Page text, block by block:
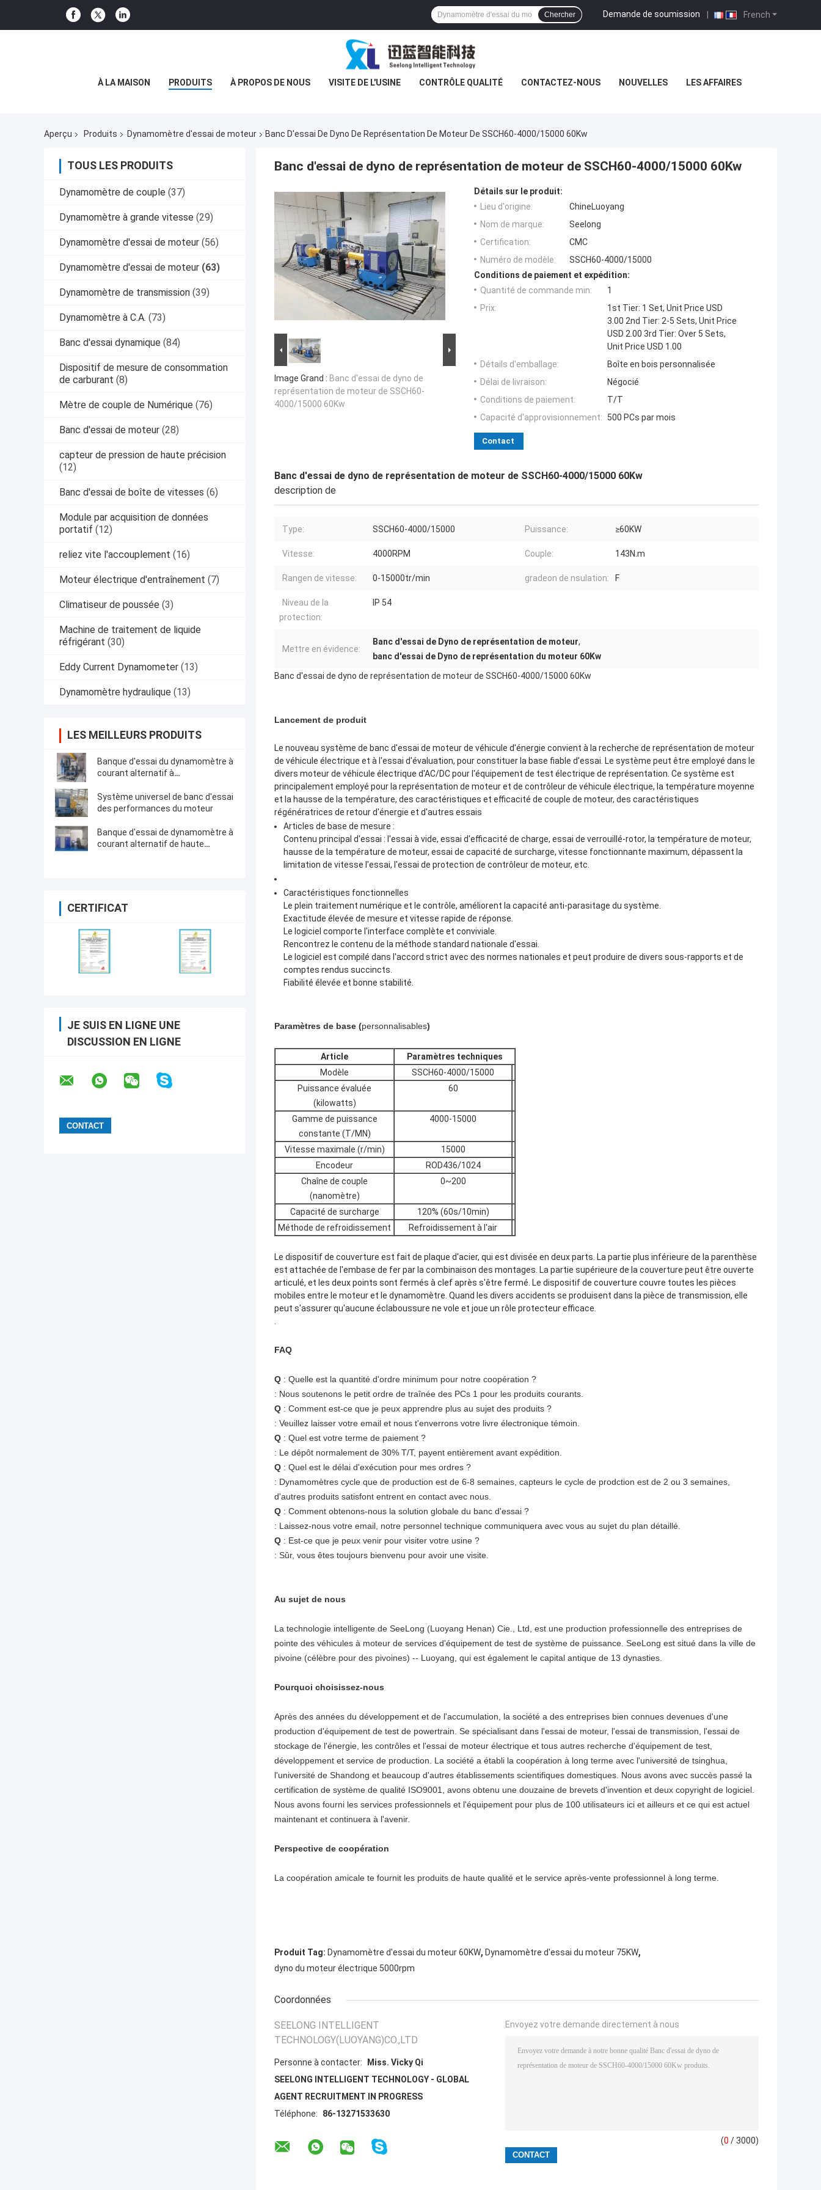
French
Demande de soumission |
Chercher
À LA MAISON PRODUITS À PROPOS DE NOUS VISITE DE L'USINE CONTRÔLE QUALITÉ CONTACTEZ-NOUS NOUVELLES LES AFFAIRES
Aperçu Produits Dynamomètre d'essai de moteur Banc D'essai De Dyno De Représentation De Moteur De SSCH60-4000/15000 60Kw
TOUS LES PRODUITS
Dynamomètre de couple (37)
Dynamomètre à grande vitesse (29)
Dynamomètre d'essai de moteur (56)
Dynamomètre d'essai de moteur (63)
Dynamomètre de transmission (39)
Dynamomètre à C.A. (73)
Banc d'essai dynamique (84)
Dispositif de mesure de consommation
de carburant (8)
Mètre de couple de Numérique (76)
Banc d'essai de moteur (28)
capteur de pression de haute précision
(12)
Banc d'essai de boîte de vitesses (6)
Module par acquisition de données
portatif (12)
reliez vite l'accouplement (16)
Moteur électrique d'entraînement (7)
Climatiseur de poussée (3)
Machine de traitement de liquide
réfrigérant (30)
Eddy Current Dynamometer (13)
Dynamomètre hydraulique (13)
LES MEILLEURS PRODUITS
Banque d'essai du dynamomètre à
courant alternatif à
Système universel de banc d'essai
des performances du moteur
Banque d'essai de dynamomètre à
courant alternatif de haute
CERTIFICAT
JE SUIS EN LIGNE UNE
DISCUSSION EN LIGNE
Banc d'essai de dyno de représentation de moteur de SSCH60-4000/15000 60Kw
Image Grand : Banc d'essai de dyno de
représentation de moteur de SSCH60-
4000/15000 60Kw
Détails sur le produit:
Lieu d'origine:
ChineLuoyang
Nom de marque:
Seelong
Certification:
CMC
Numéro de modèle:
SSCH60-4000/15000
Conditions de paiement et expédition:
Quantité de commande min:
1
Prix:
1st Tier: 1 Set, Unit Price USD
3.00 2nd Tier: 2-5 Sets, Unit Price
USD 2.00 3rd Tier: Over 5 Sets,
Unit Price USD 1.00
Détails d'emballage:
Boîte en bois personnalisée
Délai de livraison:
Négocié
Conditions de paiement:
T/T
Capacité d'approvisionnement:
500 PCs par mois
Contact
Banc d'essai de dyno de représentation de moteur de SSCH60-4000/15000 60Kw
description de
Type: SSCH60-4000/15000 Puissance: ≥60KW
Vitesse: 4000RPM Couple: 143N.m
Rangen de vitesse: 0-15000tr/min gradeon de nsulation: F
Niveau de la
protection:
IP 54
Mettre en évidence:
Banc d'essai de Dyno de représentation de moteur,
banc d'essai de Dyno de représentation du moteur 60Kw
Banc d'essai de dyno de représentation de moteur de SSCH60-4000/15000 60Kw
Lancement de produit
Le nouveau système de banc d'essai de moteur de véhicule d'énergie convient à la recherche de représentation de moteur
de véhicule électrique et à l'essai d'évaluation, pour constituer la base fiable d'essai. Le système peut être employé dans le
divers moteur de véhicule électrique d'AC/DC pour l'équipement de test électrique de représentation. Ce système est
principalement employé pour la représentation de moteur et de contrôleur de véhicule électrique, la température moyenne
et la hausse de la température, des caractéristiques et efficacité de couple de moteur, des caractéristiques
régénératrices de retour d'énergie et d'autres essais
Articles de base de mesure :
Contenu principal d'essai : l'essai à vide, essai d'efficacité de charge, essai de verrouillé-rotor, la température de moteur,
hausse de la température de moteur, essai de capacité de surcharge, vitesse fonctionnante maximum, dépassent la
limitation de vitesse l'essai, l'essai de protection de contrôleur de moteur, etc.
Caractéristiques fonctionnelles
Le plein traitement numérique et le contrôle, améliorent la capacité anti-parasitage du système.
Exactitude élevée de mesure et vitesse rapide de réponse.
Le logiciel comporte l'interface complète et conviviale.
Rencontrez le contenu de la méthode standard nationale d'essai.
Le logiciel est compilé dans l'accord strict avec des normes nationales et peut produire de divers sous-rapports et de
comptes rendus succincts.
Fiabilité élevée et bonne stabilité.
Paramètres de base (personnalisables)
Article
Paramètres techniques
Modèle
SSCH60-4000/15000
Puissance évaluée
(kilowatts)
60
Gamme de puissance
constante (T/MN)
4000-15000
Vitesse maximale (r/min)
15000
Encodeur
ROD436/1024
Chaîne de couple
(nanomètre)
0~200
Capacité de surcharge
120% (60s/10min)
Méthode de refroidissement
Refroidissement à l'air
Le dispositif de couverture est fait de plaque d'acier, qui est divisée en deux parts. La partie plus inférieure de la parenthèse
est attachée de l'embase de fer par la combinaison des montages. La partie supérieure de la couverture peut être ouverte
articulé, et les deux points sont fermés à clef après s'être fermé. Le dispositif de couverture couvre toutes les pièces
mobiles entre le moteur et le dynamomètre. Quand les divers accidents se produisent dans la pièce de transmission, elle
peut s'assurer qu'aucune éclaboussure ne vole et joue un rôle protecteur efficace.
.
FAQ
Q : Quelle est la quantité d'ordre minimum pour notre coopération ?
: Nous soutenons le petit ordre de traînée des PCs 1 pour les produits courants.
Q : Comment est-ce que je peux apprendre plus au sujet des produits ?
: Veuillez laisser votre email et nous t'enverrons votre livre électronique témoin.
Q : Quel est votre terme de paiement ?
: Le dépôt normalement de 30% T/T, payent entièrement avant expédition.
Q : Quel est le délai d'exécution pour mes ordres ?
: Dynamomètres cycle que de production est de 6-8 semaines, capteurs le cycle de prodction est de 2 ou 3 semaines,
d'autres produits satisfont entrent en contact avec nous.
Q : Comment obtenons-nous la solution globale du banc d'essai ?
: Laissez-nous votre email, notre personnel technique communiquera avec vous au sujet du plan détaillé.
Q : Est-ce que je peux venir pour visiter votre usine ?
: Sûr, vous êtes toujours bienvenu pour avoir une visite.
Au sujet de nous
La technologie intelligente de SeeLong (Luoyang Henan) Cie., Ltd, est une production professionnelle des entreprises de
pointe des véhicules à moteur de services d'équipement de test de système de puissance. SeeLong est situé dans la ville de
pivoine (célèbre pour des pivoines) -- Luoyang, qui est également le capital antique de 13 dynasties.
Pourquoi choisissez-nous
Après des années du développement et de l'accumulation, la société a des entreprises bien connues devenues d'une
production d'équipement de test de powertrain. Se spécialisant dans l'essai de moteur, l'essai de transmission, l'essai de
stockage de l'énergie, les contrôles et l'essai de moteur électrique et tous autres recherche d'équipement de test,
développement et service de production. La société a établi la coopération à long terme avec l'université de tsinghua,
l'université de Shandong et beaucoup d'autres établissements scientifiques domestiques. Nous avons avec succès passé la
certification de système de qualité ISO9001, avons obtenu une douzaine de brevets d'invention et deux copyright de logiciel.
Nous avons fourni les services professionnels et l'équipement pour plus de 100 utilisateurs ici et ailleurs et ce qui est actuel
maintenant et continuera à l'avenir.
Perspective de coopération
La coopération amicale te fournit les produits de haute qualité et le service après-vente professionnel à long terme.
Produit Tag: Dynamomètre d'essai du moteur 60KW, Dynamomètre d'essai du moteur 75KW,
dyno du moteur électrique 5000rpm
Coordonnées
SEELONG INTELLIGENT
TECHNOLOGY(LUOYANG)CO.,LTD
Personne à contacter:
Miss. Vicky Qi
SEELONG INTELLIGENT TECHNOLOGY - GLOBAL
AGENT RECRUITMENT IN PROGRESS
Téléphone:
86-13271533630
Envoyez votre demande directement à nous
(0 / 3000)